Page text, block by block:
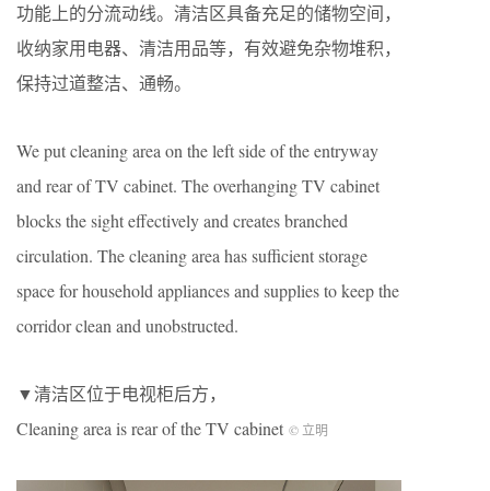
功能上的分流动线。清洁区具备充足的储物空间，
收纳家用电器、清洁用品等，有效避免杂物堆积，
保持过道整洁、通畅。
We put cleaning area on the left side of the entryway
and rear of TV cabinet. The overhanging TV cabinet
blocks the sight effectively and creates branched
circulation. The cleaning area has sufficient storage
space for household appliances and supplies to keep the
corridor clean and unobstructed.
▼清洁区位于电视柜后方，
Cleaning area is rear of the TV cabinet © 立明